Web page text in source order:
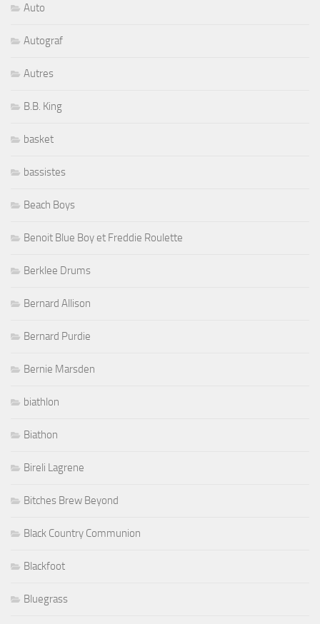
Auto
Autograf
Autres
B.B. King
basket
bassistes
Beach Boys
Benoit Blue Boy et Freddie Roulette
Berklee Drums
Bernard Allison
Bernard Purdie
Bernie Marsden
biathlon
Biathon
Bireli Lagrene
Bitches Brew Beyond
Black Country Communion
Blackfoot
Bluegrass